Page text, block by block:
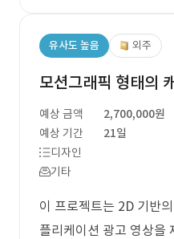
유사도 높음 외주
모션그래픽 형태의
예상 금액
2,700,000원
예상 기간
21일
디자인
기타
이 프로젝트는 2D 기반
플리케이션 광고 영상을